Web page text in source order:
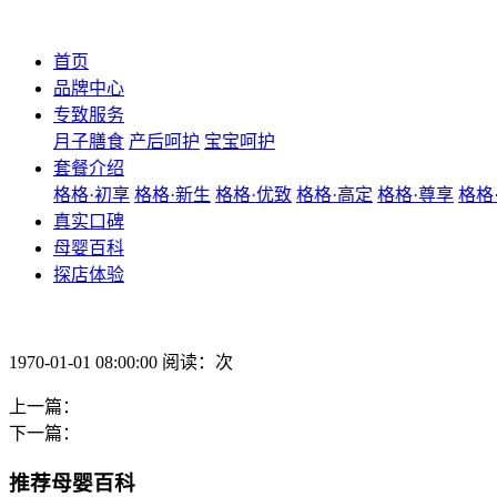
首页
品牌中心
专致服务
月子膳食 产后呵护 宝宝呵护
套餐介绍
格格·初享 格格·新生 格格·优致 格格·高定 格格·尊享 格格
真实口碑
母婴百科
探店体验
1970-01-01 08:00:00 阅读：次
上一篇：
下一篇：
推荐母婴百科